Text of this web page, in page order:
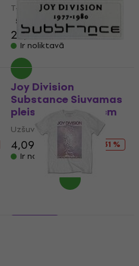
T-krekls
5
22,70 €
Ir noliktavā
Joy Division
Substance Siuvamas
pleistras 10 x 3,6 cm
Uzšuve/nozīmīte
4,09 € 5,89 €
- 31 %
Ir noliktavā